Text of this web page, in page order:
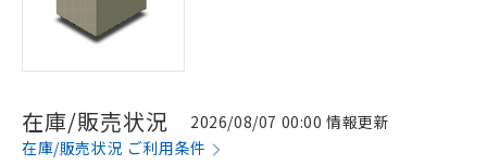
在庫/販売状況
2026/08/07 00:00 情報更新
在庫/販売状況 ご利用条件